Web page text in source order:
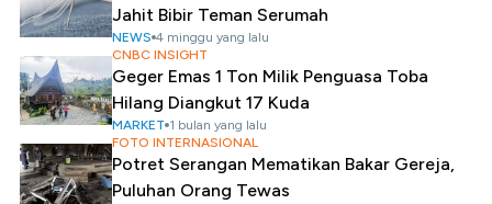
Jahit Bibir Teman Serumah
NEWS 4 minggu yang lalu
CNBC INSIGHT
Geger Emas 1 Ton Milik Penguasa Toba
Hilang Diangkut 17 Kuda
MARKET 1 bulan yang lalu
FOTO INTERNASIONAL
Potret Serangan Mematikan Bakar Gereja,
Puluhan Orang Tewas